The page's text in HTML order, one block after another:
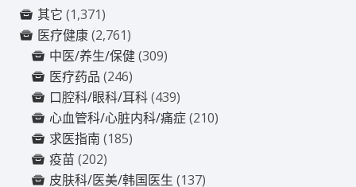
其它 (1,371)
医疗健康(2,761)
中医/养生/保健(309)
医疗药品 (246)
口腔科/眼科/耳科(439)
心血管科/心脏内科/痛症(210)
求医指南 (185)
疫苗 (202)
皮肤科/医美/韩国医生 (137)